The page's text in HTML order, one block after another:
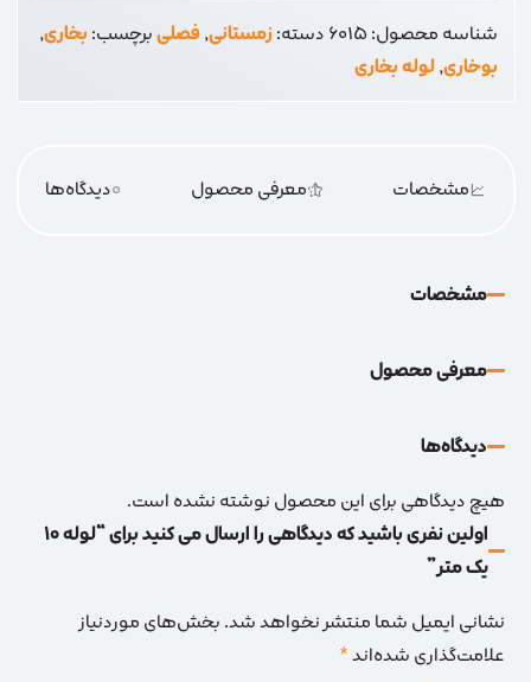
شناسه محصول:6015دسته:زمستانی,فصلیبرچسب:بخاری,
بوخاری,لوله بخاری
مشخصات معرفی محصول 0دیدگاه‌‌ها
مشخصات
معرفی محصول
دیدگاه‌‌ها
هیچ دیدگاهی برای این محصول نوشته نشده است.
اولین نفری باشید که دیدگاهی را ارسال می کنید برای “لوله 10
یک متر”
نشانی ایمیل شما منتشر نخواهد شد.بخش‌های موردنیاز
علامت‌گذاری شده‌اند*